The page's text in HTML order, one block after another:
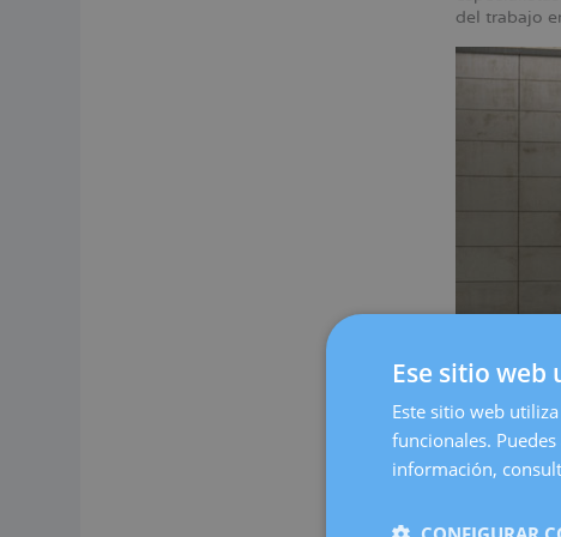
del trabajo
Nuestro
espacio con
En Dexeus
Ese sitio web
Este sitio web
funcionales.
información,